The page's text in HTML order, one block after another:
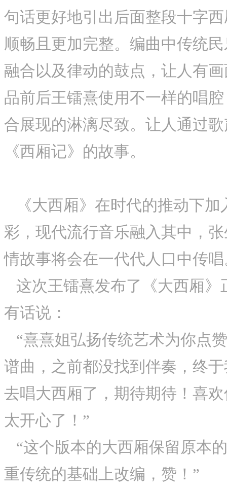
句话更好地引出后面整段十字
顺畅且更加完整。编曲中传统
融合以及律动的鼓点，让人有
品前后王镭熹使用不一样的唱
合展现的淋漓尽致。让人通过
《西厢记》的故事。
《大西厢》在时代的推动下
彩，现代流行音乐融入其中，
情故事将会在一代代人口中传
这次王镭熹发布了《大西厢》
有话说：
“熹熹姐弘扬传统艺术为你点
谱曲，之前都没找到伴奏，终
去唱大西厢了，期待期待！喜
太开心了！”
“这个版本的大西厢保留原本
重传统的基础上改编，赞！”